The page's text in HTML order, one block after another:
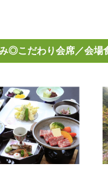
◎こだわり会席／会場